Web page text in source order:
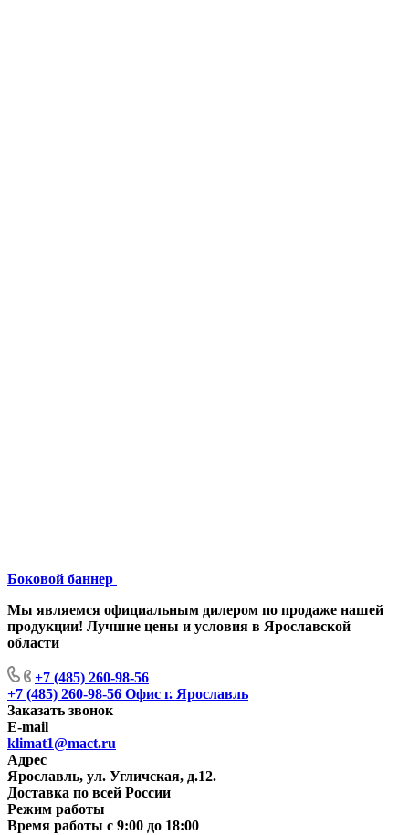
Боковой баннер
Мы являемся официальным дилером по продаже нашей
продукции! Лучшие цены и условия в Ярославской
области
+7 (485) 260-98-56
+7 (485) 260-98-56 Офис г. Ярославль
Заказать звонок
E-mail
klimat1@mact.ru
Адрес
Ярославль, ул. Угличская, д.12.
Доставка по всей России
Режим работы
Время работы с 9:00 до 18:00